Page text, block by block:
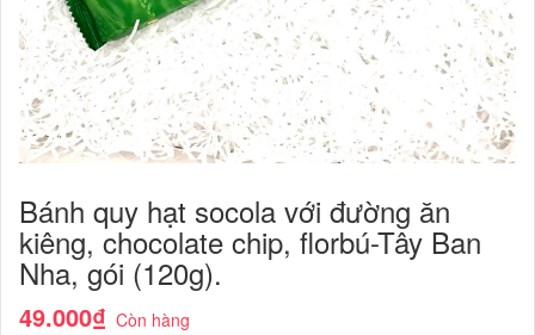
Bánh quy hạt socola với đường ăn
kiêng, chocolate chip, florbú-Tây Ban
Nha, gói (120g).
49.000₫ Còn hàng